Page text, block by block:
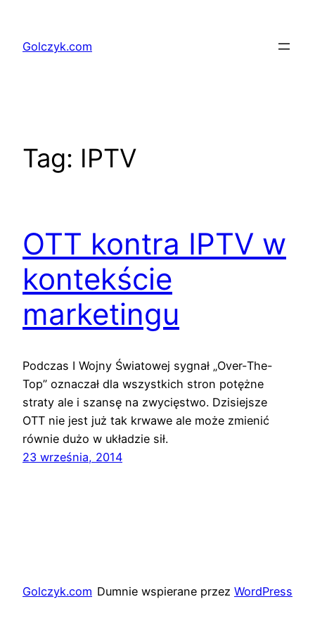
treściGolczyk.com
Tag: IPTV
OTT kontra IPTV w
kontekście
marketingu
Podczas I Wojny Światowej sygnał „Over-The-
Top” oznaczał dla wszystkich stron potężne
straty ale i szansę na zwycięstwo. Dzisiejsze
OTT nie jest już tak krwawe ale może zmienić
równie dużo w układzie sił.
23 września, 2014
Golczyk.com Dumnie wspierane przez WordPress